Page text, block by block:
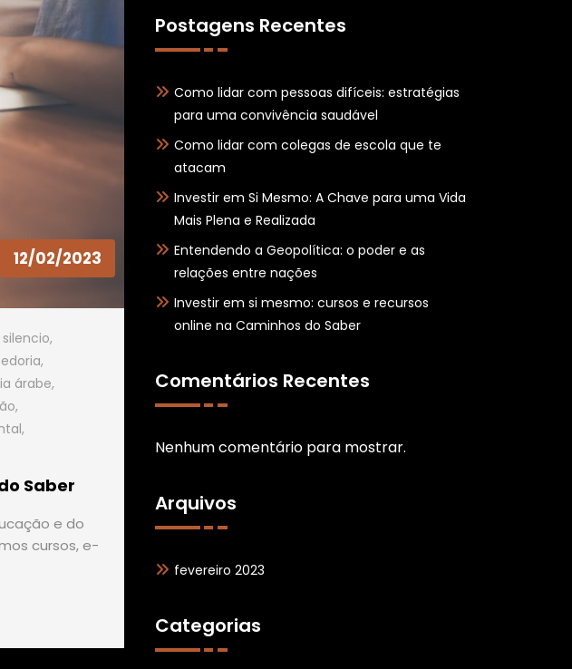
12/02/2023
,
,
árabe,
,
,
Saber
e do
cursos, e-
Postagens Recentes
Como lidar com pessoas difíceis: estratégias
para uma convivência saudável
Como lidar com colegas de escola que te
atacam
Investir em Si Mesmo: A Chave para uma Vida
Mais Plena e Realizada
Entendendo a Geopolítica: o poder e as
relações entre nações
Investir em si mesmo: cursos e recursos
online na Caminhos do Saber
Comentários Recentes
Nenhum comentário para mostrar.
Arquivos
fevereiro 2023
Categorias